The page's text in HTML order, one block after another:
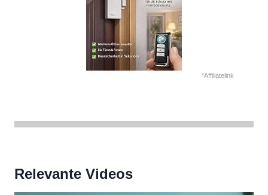
*Affiliatelink
Relevante Videos